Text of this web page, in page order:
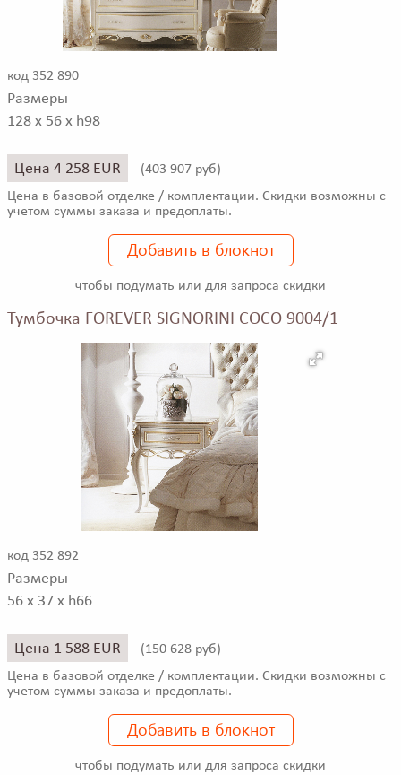
код 352 890
Размеры
128 x 56 x h98
Цена 4 258 EUR (403 907 руб)
Цена в базовой отделке / комплектации. Скидки возможны с
учетом суммы заказа и предоплаты.
Добавить в блокнот
чтобы подумать или для запроса скидки
Тумбочка FOREVER SIGNORINI COCO 9004/1
код 352 892
Размеры
56 x 37 x h66
Цена 1 588 EUR (150 628 руб)
Цена в базовой отделке / комплектации. Скидки возможны с
учетом суммы заказа и предоплаты.
Добавить в блокнот
чтобы подумать или для запроса скидки